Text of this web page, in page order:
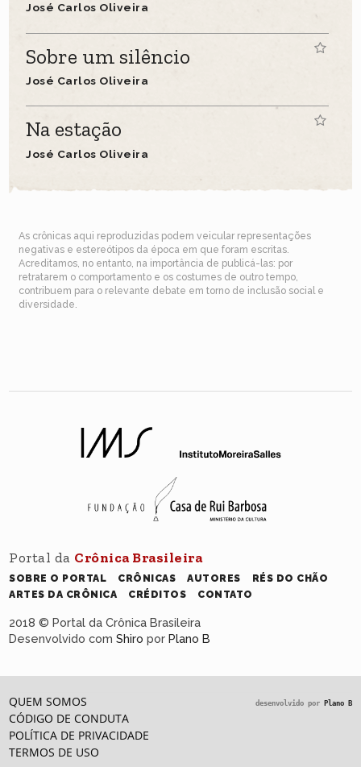
José Carlos Oliveira
Sobre um silêncio
José Carlos Oliveira
Na estação
José Carlos Oliveira
As crônicas aqui reproduzidas podem veicular representações
negativas e estereótipos da época em que foram escritas.
Acreditamos, no entanto, na importância de publicá-las: por
retratarem o comportamento e os costumes de outro tempo,
contribuem para o relevante debate em torno de inclusão social e
diversidade.
Portal da Crônica Brasileira
SOBRE O PORTAL CRÔNICAS AUTORES
RÉS DO CHÃO
ARTES DA CRÔNICA
CRÉDITOS CONTATO
2018 © Portal da Crônica Brasileira
Desenvolvido comShiro por Plano B
QUEM SOMOS
CÓDIGO DE CONDUTA
POLÍTICA DE PRIVACIDADE
TERMOS DE USO
desenvolvido por Plano B